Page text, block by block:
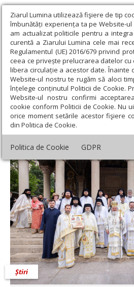
Ziarul Lumina utilizează fişiere de tip
îmbunătăți experiența ta pe Website-
am actualizat politicile pentru a
curentă a Ziarului Lumina cele mai
Regulamentul (UE) 2016/679 privind
ceea ce privește prelucrarea datelor
libera circulație a acestor date. Înainte
Website-ul nostru te rugăm să aloci
înțelege conținutul Politicii de Cookie.
Website-ul nostru confirmi
cookie conform Politicii de Cookie. Nu
orice moment setările acestor fişiere
din Politica de Cookie.
Politica de Cookie GDPR
Ziarul Lumina › Actualitate religioasă ›
din București și-a sărbătorit hramul istoric
Mănăstirea Antim din
sărbătorit hramul istoric
Știri